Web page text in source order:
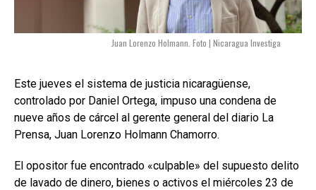
Juan Lorenzo Holmann. Foto | Nicaragua Investiga
Este jueves el sistema de justicia nicaragüense,
controlado por Daniel Ortega, impuso una condena de
nueve años de cárcel al gerente general del diario La
Prensa, Juan Lorenzo Holmann Chamorro.
El opositor fue encontrado «culpable» del supuesto delito
de lavado de dinero, bienes o activos el miércoles 23 de